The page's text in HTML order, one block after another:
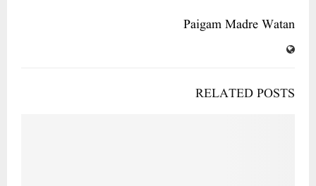
Paigam Madre Watan
RELATED POSTS